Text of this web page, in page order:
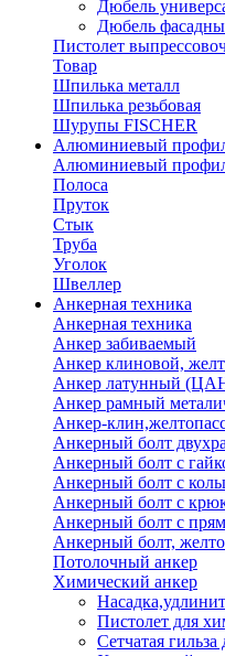
Дюбель
Дюбель
Пистолет
Товар
Шпилька металл
Шпилька резьбовая
Шурупы FISCHER
Алюминиевый
Алюминиевый
Полоса
Пруток
Стык
Труба
Уголок
Швеллер
Анкерная техника
Анкерная техника
Анкер забиваемый
Анкер клиновой,
Анкер латунный
Анкер рамный
Анкер-
Анкерный болт
Анкерный болт с
Анкерный болт с
Анкерный болт с
Анкерный болт с
Анкерный болт,
Потолочный анкер
Химический анкер
Пистолет для
Сетчатая